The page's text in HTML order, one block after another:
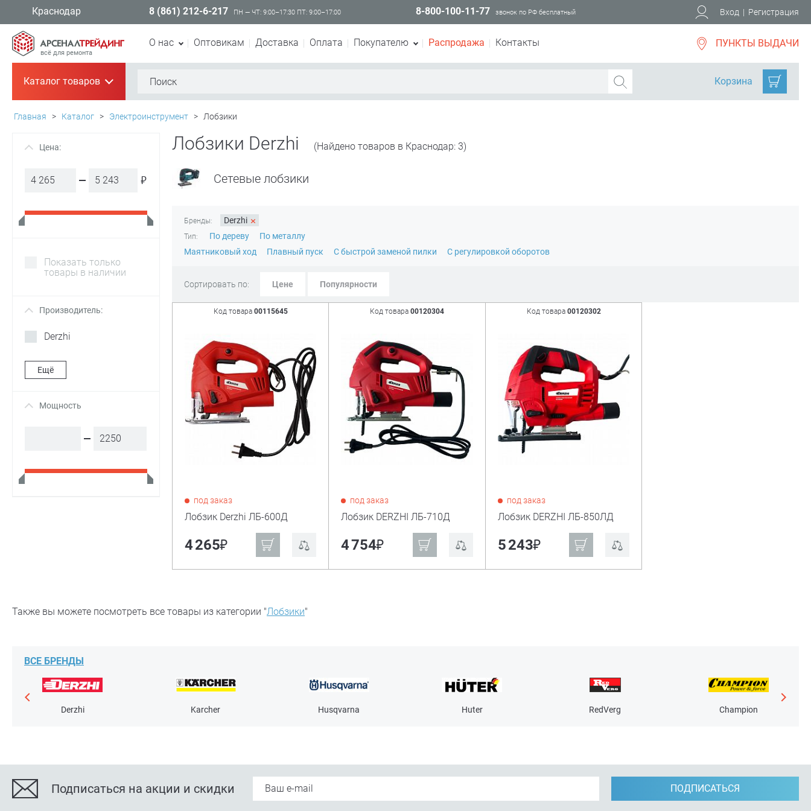
Краснодар 8 (861) 212-6-217 ПН — ЧТ: 9:00–17:30 ПТ: 9:00–17:00 8-800-100-11-77 звонок по РФ бесплатный Вход | Регистрация
всё для ремонта
О нас Оптовикам Доставка Оплата Покупателю Распродажа Контакты ПУНКТЫ ВЫДАЧИ
Каталог товаров+ Корзина
Главная > Каталог > Электроинструмент > Лобзики
+ Цена:
₽
Показать только
товары в наличии
+ Производитель:
Derzhi
Ещё
+ Мощность
Лобзики Derzhi (Найдено товаров в Краснодар: 3)
Сетевые лобзики
Бренды: Derzhi ×
Тип: По дереву
По металлу
Маятниковый ход
Плавный пуск С быстрой заменой пилки С регулировкой оборотов
Сортировать по: Цене Популярности
Код товара 00115645
под заказ
Лобзик Derzhi ЛБ-600Д
4 265₽
Код товара00120304
под заказ
Лобзик DERZHI ЛБ-710Д
4 754₽
Код товара 00120302
под заказ
Лобзик DERZHI ЛБ-850ЛД
5 243₽
Также вы можете посмотреть все товары из категории "Лобзики"
ВСЕ БРЕНДЫ
Derzhi Karcher Husqvarna Huter RedVerg Champion
Подписаться на акции и скидки ПОДПИСАТЬСЯ